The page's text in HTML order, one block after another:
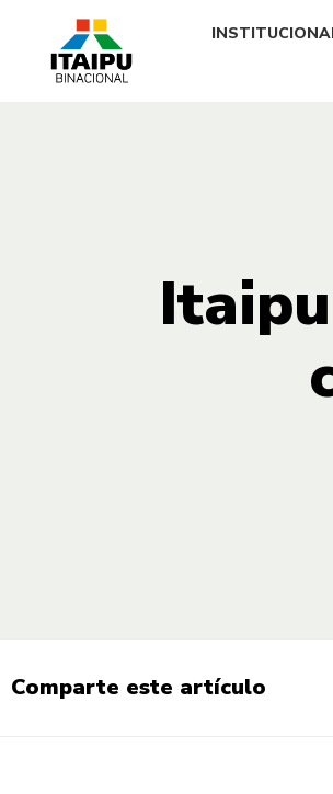
Comparte este artículo